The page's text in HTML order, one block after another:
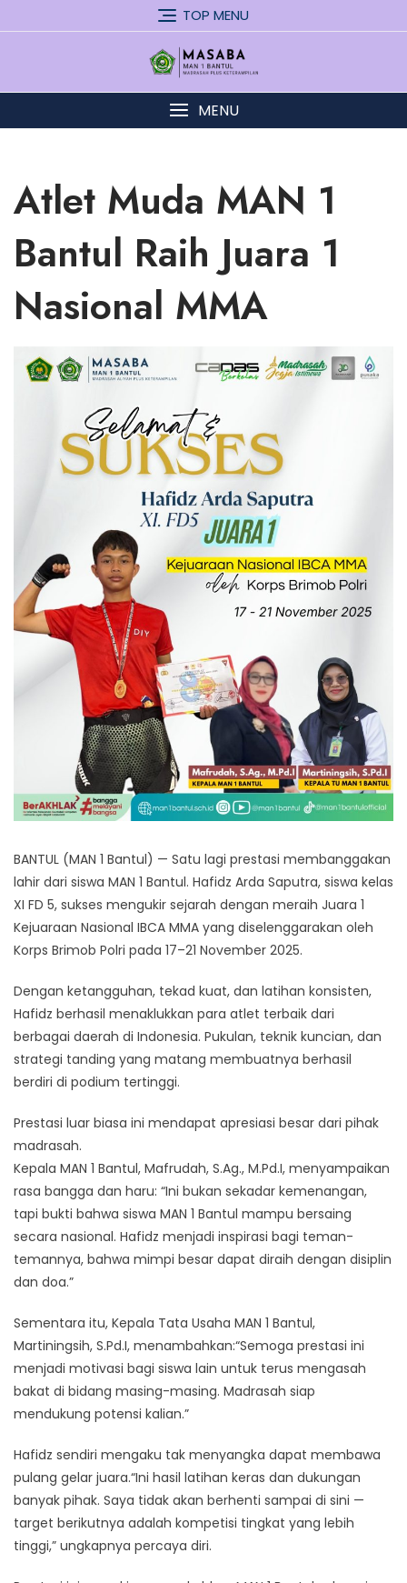
to
TOP MENU
MENU
Atlet Muda MAN 1
Bantul Raih Juara 1
Nasional MMA
BANTUL (MAN 1 Bantul) — Satu lagi prestasi membanggakan
lahir dari siswa MAN 1 Bantul. Hafidz Arda Saputra, siswa kelas
XI FD 5, sukses mengukir sejarah dengan meraih Juara 1
Kejuaraan Nasional IBCA MMA yang diselenggarakan oleh
Korps Brimob Polri pada 17–21 November 2025.
Dengan ketangguhan, tekad kuat, dan latihan konsisten,
Hafidz berhasil menaklukkan para atlet terbaik dari
berbagai daerah di Indonesia. Pukulan, teknik kuncian, dan
strategi tanding yang matang membuatnya berhasil
berdiri di podium tertinggi.
Prestasi luar biasa ini mendapat apresiasi besar dari pihak
madrasah.
Kepala MAN 1 Bantul, Mafrudah, S.Ag., M.Pd.I, menyampaikan
rasa bangga dan haru: “Ini bukan sekadar kemenangan,
tapi bukti bahwa siswa MAN 1 Bantul mampu bersaing
secara nasional. Hafidz menjadi inspirasi bagi teman-
temannya, bahwa mimpi besar dapat diraih dengan disiplin
dan doa.”
Sementara itu, Kepala Tata Usaha MAN 1 Bantul,
Martiningsih, S.Pd.I, menambahkan:“Semoga prestasi ini
menjadi motivasi bagi siswa lain untuk terus mengasah
bakat di bidang masing-masing. Madrasah siap
mendukung potensi kalian.”
Hafidz sendiri mengaku tak menyangka dapat membawa
pulang gelar juara.“Ini hasil latihan keras dan dukungan
banyak pihak. Saya tidak akan berhenti sampai di sini —
target berikutnya adalah kompetisi tingkat yang lebih
tinggi,” ungkapnya percaya diri.